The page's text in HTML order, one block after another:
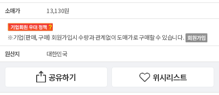
소매가 13,130원
※기업(판매, 구매) 회원가입시 수량과 관계없이도매가로 구매할 수 있습니다.
원산지 대한민국
공유하기 위시리스트